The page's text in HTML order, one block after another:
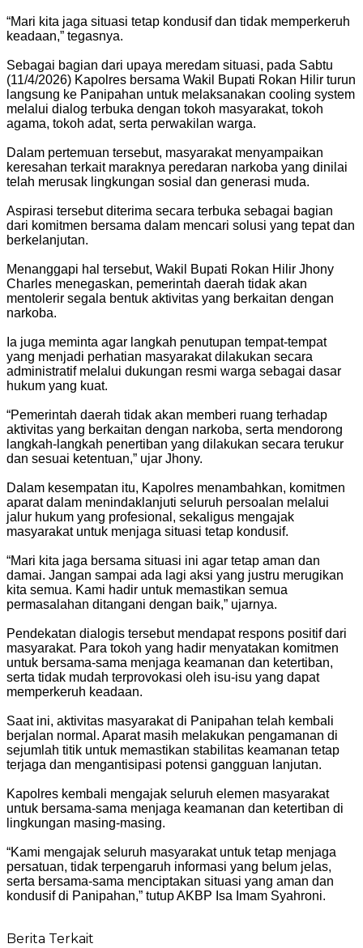
“Mari kita jaga situasi tetap kondusif dan tidak memperkeruh
keadaan,” tegasnya.
Sebagai bagian dari upaya meredam situasi, pada Sabtu
(11/4/2026) Kapolres bersama Wakil Bupati Rokan Hilir turun
langsung ke Panipahan untuk melaksanakan cooling system
melalui dialog terbuka dengan tokoh masyarakat, tokoh
agama, tokoh adat, serta perwakilan warga.
Dalam pertemuan tersebut, masyarakat menyampaikan
keresahan terkait maraknya peredaran narkoba yang dinilai
telah merusak lingkungan sosial dan generasi muda.
Aspirasi tersebut diterima secara terbuka sebagai bagian
dari komitmen bersama dalam mencari solusi yang tepat dan
berkelanjutan.
Menanggapi hal tersebut, Wakil Bupati Rokan Hilir Jhony
Charles menegaskan, pemerintah daerah tidak akan
mentolerir segala bentuk aktivitas yang berkaitan dengan
narkoba.
Ia juga meminta agar langkah penutupan tempat-tempat
yang menjadi perhatian masyarakat dilakukan secara
administratif melalui dukungan resmi warga sebagai dasar
hukum yang kuat.
“Pemerintah daerah tidak akan memberi ruang terhadap
aktivitas yang berkaitan dengan narkoba, serta mendorong
langkah-langkah penertiban yang dilakukan secara terukur
dan sesuai ketentuan,” ujar Jhony.
Dalam kesempatan itu, Kapolres menambahkan, komitmen
aparat dalam menindaklanjuti seluruh persoalan melalui
jalur hukum yang profesional, sekaligus mengajak
masyarakat untuk menjaga situasi tetap kondusif.
“Mari kita jaga bersama situasi ini agar tetap aman dan
damai. Jangan sampai ada lagi aksi yang justru merugikan
kita semua. Kami hadir untuk memastikan semua
permasalahan ditangani dengan baik,” ujarnya.
Pendekatan dialogis tersebut mendapat respons positif dari
masyarakat. Para tokoh yang hadir menyatakan komitmen
untuk bersama-sama menjaga keamanan dan ketertiban,
serta tidak mudah terprovokasi oleh isu-isu yang dapat
memperkeruh keadaan.
Saat ini, aktivitas masyarakat di Panipahan telah kembali
berjalan normal. Aparat masih melakukan pengamanan di
sejumlah titik untuk memastikan stabilitas keamanan tetap
terjaga dan mengantisipasi potensi gangguan lanjutan.
Kapolres kembali mengajak seluruh elemen masyarakat
untuk bersama-sama menjaga keamanan dan ketertiban di
lingkungan masing-masing.
“Kami mengajak seluruh masyarakat untuk tetap menjaga
persatuan, tidak terpengaruh informasi yang belum jelas,
serta bersama-sama menciptakan situasi yang aman dan
kondusif di Panipahan,” tutup AKBP Isa Imam Syahroni.
Berita Terkait